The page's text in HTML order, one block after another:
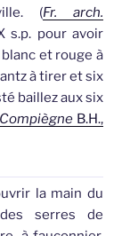
(Fr. arch.
s.p. pour avoir
et rouge à
à tirer et six
baillez aux six
B.H.,
la main du
serres de